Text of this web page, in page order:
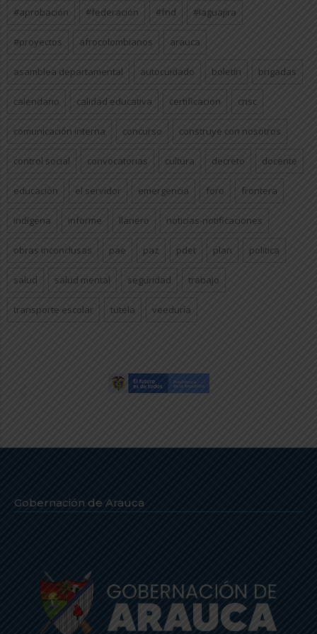
#aprobación #federación #fnd #laguajira
#proyectos afrocolombianos arauca
asamblea departamental autocuidado boletín brigadas
calendario calidad educativa certificacion cnsc
comunicación interna concurso construye con nosotros
control social convocatorias cultura decreto docente
educación el servidor emergencia foro frontera
indígena informe llanero noticias-notificaciones
obras inconclusas pae paz pdet plan politica
salud salud mental seguridad trabajo
transporte escolar tutela veeduría
Gobernación de Arauca